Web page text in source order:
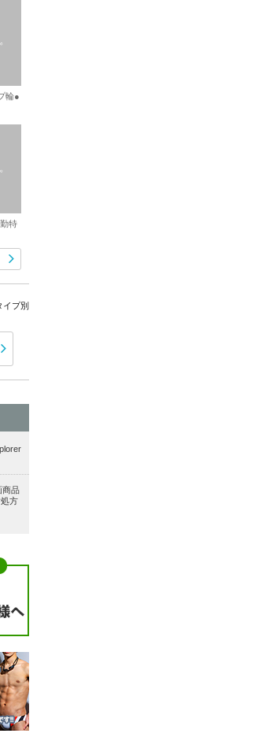
輪●
特
イプ別
商品
方